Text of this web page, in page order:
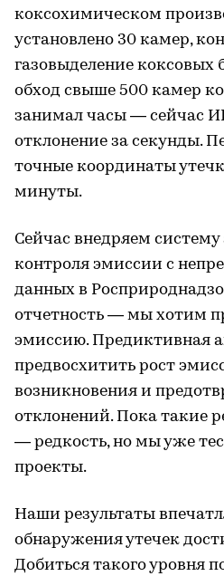
коксохимическом
установлено 30 камер,
газовыделение коксовых
обход свыше 500 камер
занимал часы — сейчас
отклонение за секунды.
точные координаты
минуты.
Сейчас внедряем
контроля эмиссии с
данных в
отчетность — мы хотим
эмиссию. Предиктивная
предвосхитить рост
возникновения и
отклонений. Пока такие
— редкость, но мы уже
проекты.
Наши результаты
обнаружения утечек
Добиться такого уровня